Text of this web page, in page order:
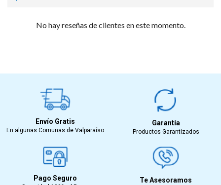
No hay reseñas de clientes en este momento.
Envío Gratis
En algunas Comunas de Valparaíso
Garantía
Productos Garantizados
Pago Seguro Te Asesoramos